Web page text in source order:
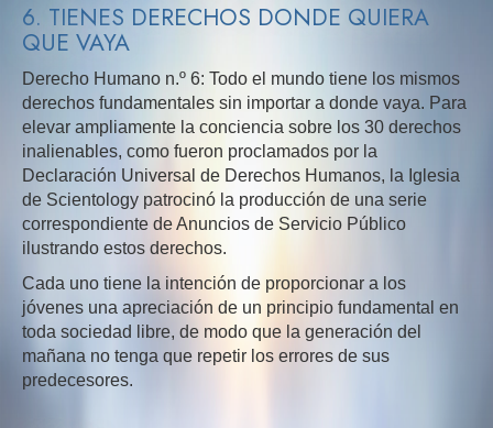
6. TIENES DERECHOS DONDE QUIERA
QUE VAYA
Derecho Humano n.º 6: Todo el mundo tiene los mismos
derechos fundamentales sin importar a donde vaya. Para
elevar ampliamente la conciencia sobre los 30 derechos
inalienables, como fueron proclamados por la
Declaración Universal de Derechos Humanos, la Iglesia
de Scientology patrocinó la producción de una serie
correspondiente de Anuncios de Servicio Público
ilustrando estos derechos.
Cada uno tiene la intención de proporcionar a los
jóvenes una apreciación de un principio fundamental en
toda sociedad libre, de modo que la generación del
mañana no tenga que repetir los errores de sus
predecesores.